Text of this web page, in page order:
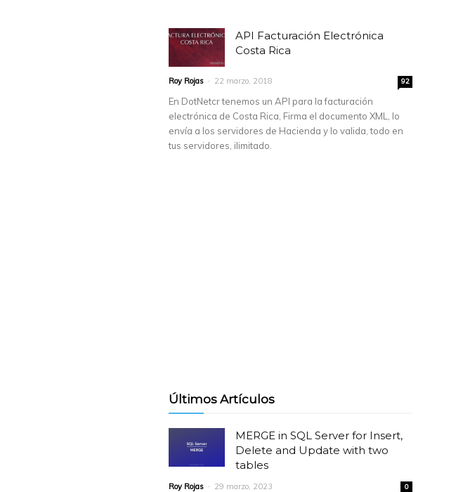
API Facturación Electrónica
Costa Rica
Roy Rojas - 22 marzo, 2018 92
En DotNetcr tenemos un API para la facturación
electrónica de Costa Rica, Firma el documento XML, lo
envía a los servidores de Hacienda y lo valida, todo en
tus servidores, ilimitado.
Últimos Artículos
MERGE in SQL Server for Insert,
Delete and Update with two
tables
Roy Rojas - 29 marzo, 2023 0